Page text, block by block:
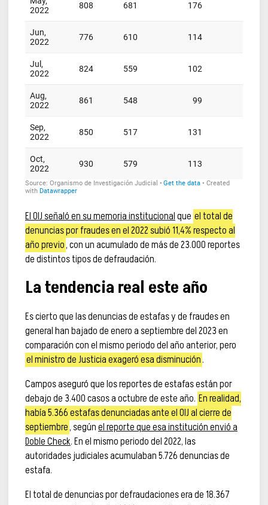
El OIJ señaló en su memoria institucionalque el total de
denuncias por fraudes en el 2022 subió 11,4% respecto al
año previo, con un acumulado de más de 23.000 reportes
de distintos tipos de defraudación.
La tendencia real este año
Es cierto que las denuncias de estafas y de fraudes en
general han bajado de enero a septiembre del 2023 en
comparación con el mismo periodo del año anterior, pero
el ministro de Justicia exageró esa disminución.
Campos aseguró que los reportes de estafas están por
debajo de 3.400 casos a octubre de este año. En realidad,
había 5.366 estafas denunciadas ante el OIJ al cierre de
septiembre, segúnel reporte que esa institución envió a
Doble Check. En el mismo periodo del 2022, las
autoridades judiciales acumulaban 5.726 denuncias de
estafa.
El total de denuncias por defraudaciones era de 18.367